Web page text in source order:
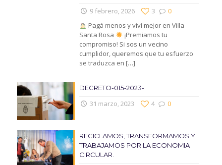
9 febrero, 2026 0
3
Pagá menos y viví mejor en Villa
Santa Rosa
¡Premiamos tu
compromiso! Si sos un vecino
cumplidor, queremos que tu esfuerzo
se traduzca en […]
DECRETO-015-2023-
31 marzo, 2023 0
4
RECICLAMOS, TRANSFORMAMOS Y
TRABAJAMOS POR LA ECONOMIA
CIRCULAR.